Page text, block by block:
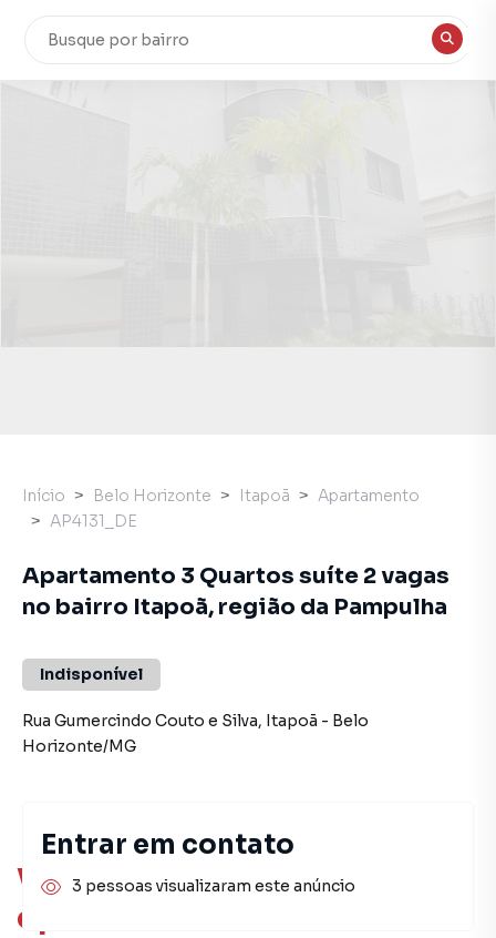
Você pode encontrar novas
oportunidades!
Início Belo Horizonte Itapoã
Apartamento
AP4131_DE
Apartamento 3 Quartos suíte 2 vagas
no bairro Itapoã, região da Pampulha
Indisponível
Rua Gumercindo Couto e Silva, Itapoã - Belo
Horizonte/MG
Entrar em contato
3 pessoas visualizaram este anúncio